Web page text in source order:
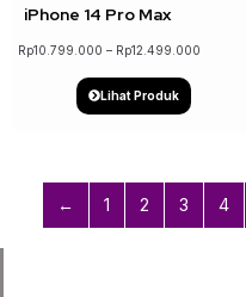
iPhone 14 Pro Max
Rp10.799.000 – Rp12.499.000
Lihat Produk
← 1 2 3 4